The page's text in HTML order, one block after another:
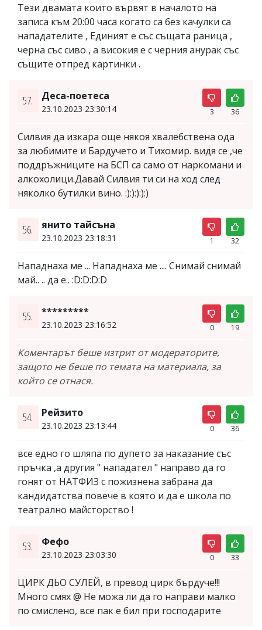
Тези двамата които вървят в началото на
записа към 20:00 часа когато са без качулки са
нападателите , Единият е със същата раница ,
черна със сиво , а високия е с черния анурак със
същите отпред картинки .
57. Деса-поетеса
23.10.2023 23:30:14 3 36
Силвия да изкара още някоя хвалебствена ода
за любимите и Бардучето и Тихомир. видя се ,че
поддръжниците на БСП са само от наркомани и
алкохолици.Давай Силвия ти си на ход след
няколко бутилки вино. :):):):):)
56. янито тайсъна
23.10.2023 23:18:31 1 32
Нападнаха ме ... Нападнаха ме .... Снимай снимай
май.. .. да е.. :D:D:D:D
55. *********
23.10.2023 23:16:52 0 19
Коментарът беше изтрит от модераторите,
защото не беше по темата на материала, за
който се отнася.
54. Рейзито
23.10.2023 23:13:44 0 36
все едно го шляпа по дупето за наказание със
пръчка ,а другия " нападател " направо да го
гонят от НАТФИЗ с пожизнена забрана да
кандидатства повече в която и да е школа по
театрално майсторство !
53. Фефо
23.10.2023 23:03:30 0 33
ЦИРК ДЬО СУЛЕЙ, в превод цирк бърдуче!!!
Много смях @ Не можа ли да го направи малко
по смислено, все пак е бил при господарите